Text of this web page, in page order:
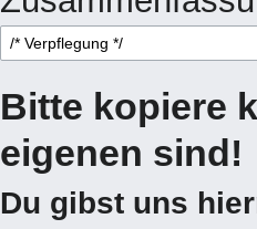
Bitte kopiere
eigenen sind!
Du gibst uns